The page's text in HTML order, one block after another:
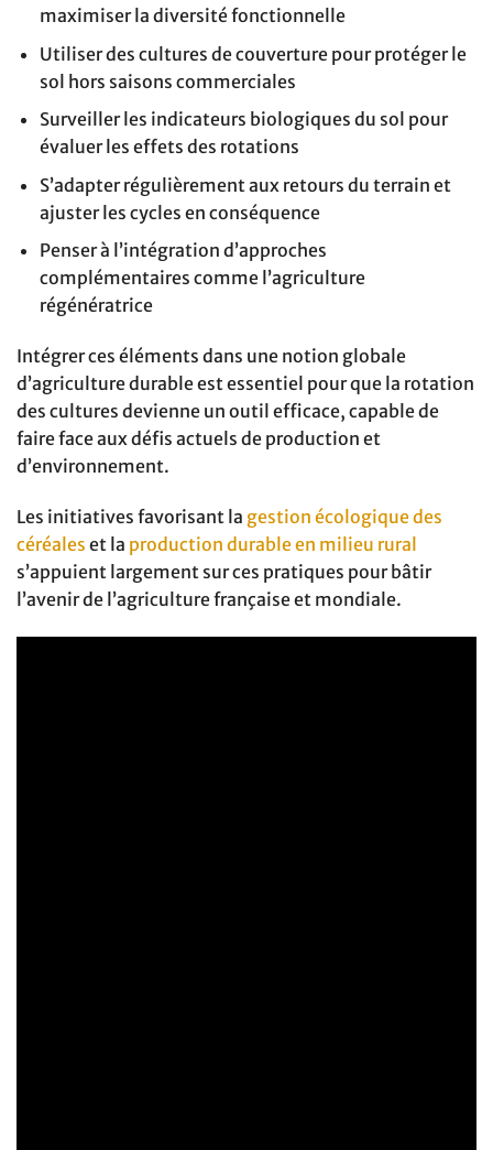
maximiser la diversité fonctionnelle
Utiliser des cultures de couverture pour protéger le
sol hors saisons commerciales
Surveiller les indicateurs biologiques du sol pour
évaluer les effets des rotations
S’adapter régulièrement aux retours du terrain et
ajuster les cycles en conséquence
Penser à l’intégration d’approches
complémentaires comme l’agriculture
régénératrice
Intégrer ces éléments dans une notion globale
d’agriculture durable est essentiel pour que la rotation
des cultures devienne un outil efficace, capable de
faire face aux défis actuels de production et
d’environnement.
Les initiatives favorisant la gestion écologique des
céréales et la production durable en milieu rural
s’appuient largement sur ces pratiques pour bâtir
l’avenir de l’agriculture française et mondiale.